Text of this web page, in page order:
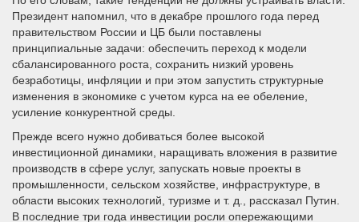
Президент напомнил, что в декабре прошлого года перед
правительством России и ЦБ были поставлены
принципиальные задачи: обеспечить переход к модели
сбалансированного роста, сохранить низкий уровень
безработицы, инфляции и при этом запустить структурные
изменения в экономике с учетом курса на ее обеление,
усиление конкурентной среды.
Прежде всего нужно добиваться более высокой
инвестиционной динамики, наращивать вложения в развитие
производств в сфере услуг, запускать новые проекты в
промышленности, сельском хозяйстве, инфраструктуре, в
области высоких технологий, туризме и т. д., рассказал Путин.
В последние три года инвестиции росли опережающими